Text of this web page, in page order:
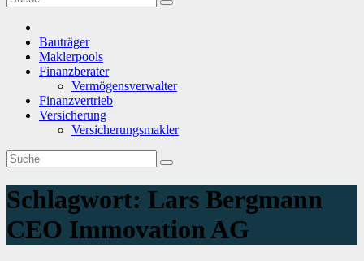
Bauträger
Maklerpools
Finanzberater
Vermögensverwalter
Finanzvertrieb
Versicherung
Versicherungsmakler
Schlagwort: Lars Bergmann
CEO Immovation AG